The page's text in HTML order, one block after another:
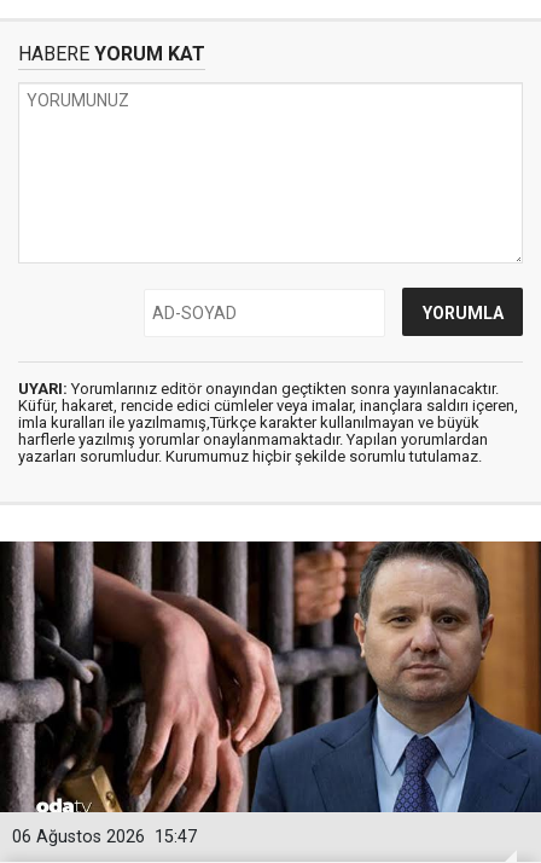
HABERE YORUM KAT
UYARI: Yorumlarınız editör onayından geçtikten sonra yayınlanacaktır.
Küfür, hakaret, rencide edici cümleler veya imalar, inançlara saldırı içeren,
imla kuralları ile yazılmamış,Türkçe karakter kullanılmayan ve büyük
harflerle yazılmış yorumlar onaylanmamaktadır. Yapılan yorumlardan
yazarları sorumludur. Kurumumuz hiçbir şekilde sorumlu tutulamaz.
15:47
06 Ağustos 2026